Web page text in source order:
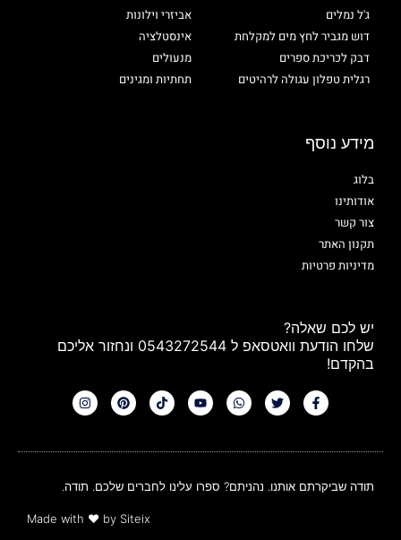
ג'ל נמלים
דוש מגביר לחץ מים למקלחת
דבק לכריכת ספרים
רגלית טפלון עגולה לרהיטים
אביזרי וילונות
אינסטלציה
מנעולים
תחתיות ומגינים
מידע נוסף
בלוג
אודותינו
צור קשר
תקנון האתר
מדיניות פרטיות
יש לכם שאלה?
שלחו הודעת וואטסאפ ל 0543272544 ונחזור אליכם
בהקדם!
תודה שביקרתם אותנו. נהניתם? ספרו עלינו לחברים שלכם. תודה.
Made with ❤ by Siteix​​